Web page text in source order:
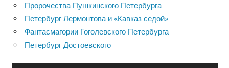
Пророчества Пушкинского Петербурга
Петербург Лермонтова и «Кавказ седой»
Фантасмагории Гоголевского Петербурга
Петербург Достоевского